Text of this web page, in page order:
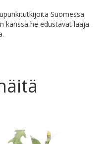
Suomessa.
kanssa he edustavat laaja-